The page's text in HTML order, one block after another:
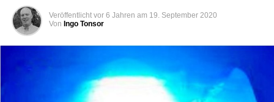
Veröffentlicht vor 6 Jahren am 19. September 2020
Von Ingo Tonsor